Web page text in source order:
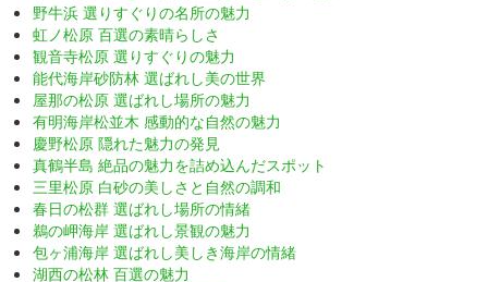
野牛浜 選りすぐりの名所の魅力
虹ノ松原 百選の素晴らしさ
観音寺松原 選りすぐりの魅力
能代海岸砂防林 選ばれし美の世界
屋那の松原 選ばれし場所の魅力
有明海岸松並木 感動的な自然の魅力
慶野松原 隠れた魅力の発見
真鶴半島 絶品の魅力を詰め込んだスポット
三里松原 白砂の美しさと自然の調和
春日の松群 選ばれし場所の情緒
鵜の岬海岸 選ばれし景観の魅力
包ヶ浦海岸 選ばれし美しき海岸の情緒
湖西の松林 百選の魅力